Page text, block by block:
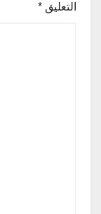
التعليق *